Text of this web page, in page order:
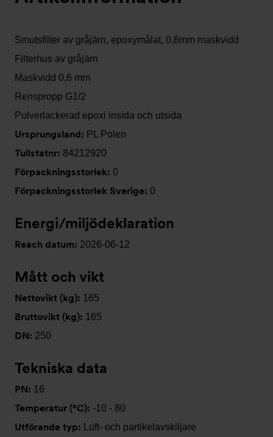
Smutsfilter av gråjärn, epoxymålat, 0,6mm maskvidd
Filterhus av gråjärn
Maskvidd 0,6 mm
Renspropp G1/2
Pulverlackerad epoxi insida och utsida
Ursprungsland: PL Polen
Tullstatnr: 84212920
Förpackningsstorlek: 0
Förpackningsstorlek Sverige: 0
Energi/miljödeklaration
Reach datum: 2026-06-12
Mått och vikt
Nettovikt (kg): 165
Bruttovikt (kg): 165
DN: 250
Tekniska data
PN: 16
Temperatur (°C): -10 - 80
Utförande typ: Luft- och partikelavskiljare